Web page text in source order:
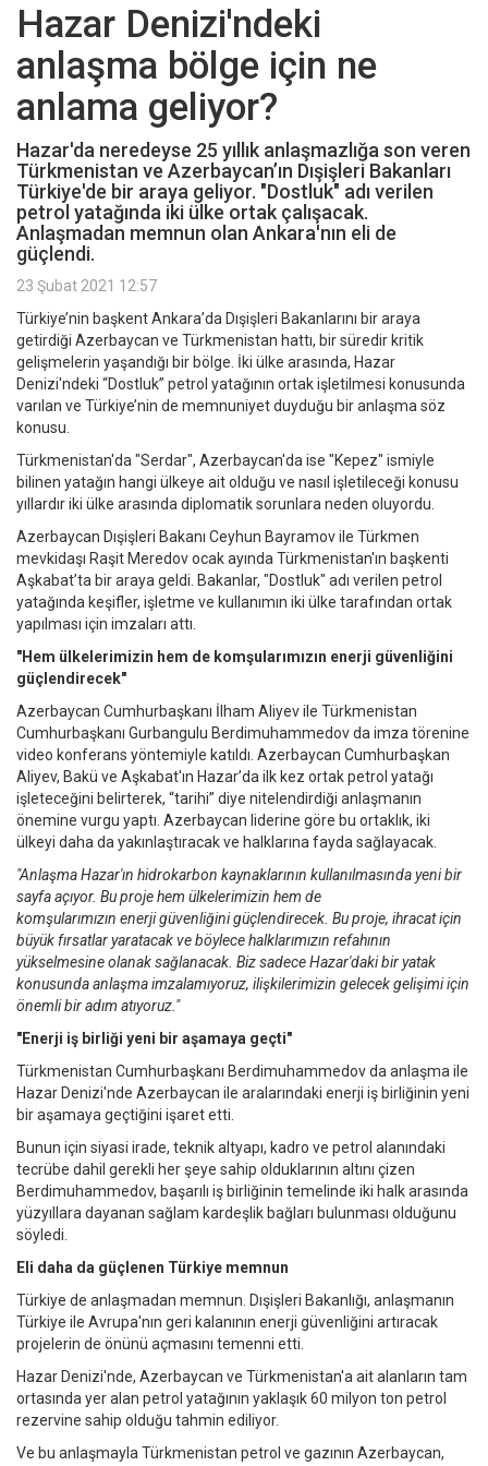
Hazar Denizi'ndeki
anlaşma bölge için ne
anlama geliyor?
Hazar'da neredeyse 25 yıllık anlaşmazlığa son veren
Türkmenistan ve Azerbaycan’ın Dışişleri Bakanları
Türkiye'de bir araya geliyor. "Dostluk" adı verilen
petrol yatağında iki ülke ortak çalışacak.
Anlaşmadan memnun olan Ankara'nın eli de
güçlendi.
23 Şubat 2021 12:57
Türkiye’nin başkent Ankara’da Dışişleri Bakanlarını bir araya
getirdiği Azerbaycan ve Türkmenistan hattı, bir süredir kritik
gelişmelerin yaşandığı bir bölge. İki ülke arasında, Hazar
Denizi'ndeki “Dostluk” petrol yatağının ortak işletilmesi konusunda
varılan ve Türkiye’nin de memnuniyet duyduğu bir anlaşma söz
konusu.
Türkmenistan'da "Serdar", Azerbaycan'da ise "Kepez" ismiyle
bilinen yatağın hangi ülkeye ait olduğu ve nasıl işletileceği konusu
yıllardır iki ülke arasında diplomatik sorunlara neden oluyordu.
Azerbaycan Dışişleri Bakanı Ceyhun Bayramov ile Türkmen
mevkidaşı Raşit Meredov ocak ayında Türkmenistan'ın başkenti
Aşkabat’ta bir araya geldi. Bakanlar, "Dostluk" adı verilen petrol
yatağında keşifler, işletme ve kullanımın iki ülke tarafından ortak
yapılması için imzaları attı.
"Hem ülkelerimizin hem de komşularımızın enerji güvenliğini
güçlendirecek"
Azerbaycan Cumhurbaşkanı İlham Aliyev ile Türkmenistan
Cumhurbaşkanı Gurbangulu Berdimuhammedov da imza törenine
video konferans yöntemiyle katıldı. Azerbaycan Cumhurbaşkan
Aliyev, Bakü ve Aşkabat'ın Hazar’da ilk kez ortak petrol yatağı
işleteceğini belirterek, “tarihi” diye nitelendirdiği anlaşmanın
önemine vurgu yaptı. Azerbaycan liderine göre bu ortaklık, iki
ülkeyi daha da yakınlaştıracak ve halklarına fayda sağlayacak.
"Anlaşma Hazar'ın hidrokarbon kaynaklarının kullanılmasında yeni bir
sayfa açıyor. Bu proje hem ülkelerimizin hem de
komşularımızın enerji güvenliğini güçlendirecek. Bu proje, ihracat için
büyük fırsatlar yaratacak ve böylece halklarımızın refahının
yükselmesine olanak sağlanacak. Biz sadece Hazar'daki bir yatak
konusunda anlaşma imzalamıyoruz, ilişkilerimizin gelecek gelişimi için
önemli bir adım atıyoruz."
"Enerji iş birliği yeni bir aşamaya geçti"
Türkmenistan Cumhurbaşkanı Berdimuhammedov da anlaşma ile
Hazar Denizi'nde Azerbaycan ile aralarındaki enerji iş birliğinin yeni
bir aşamaya geçtiğini işaret etti.
Bunun için siyasi irade, teknik altyapı, kadro ve petrol alanındaki
tecrübe dahil gerekli her şeye sahip olduklarının altını çizen
Berdimuhammedov, başarılı iş birliğinin temelinde iki halk arasında
yüzyıllara dayanan sağlam kardeşlik bağları bulunması olduğunu
söyledi.
Eli daha da güçlenen Türkiye memnun
Türkiye de anlaşmadan memnun. Dışişleri Bakanlığı, anlaşmanın
Türkiye ile Avrupa'nın geri kalanının enerji güvenliğini artıracak
projelerin de önünü açmasını temenni etti.
Hazar Denizi'nde, Azerbaycan ve Türkmenistan'a ait alanların tam
ortasında yer alan petrol yatağının yaklaşık 60 milyon ton petrol
rezervine sahip olduğu tahmin ediliyor.
Ve bu anlaşmayla Türkmenistan petrol ve gazının Azerbaycan,